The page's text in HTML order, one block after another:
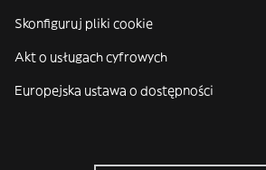
Skonfiguruj pliki cookie
Akt o usługach cyfrowych
Europejska ustawa o dostępności